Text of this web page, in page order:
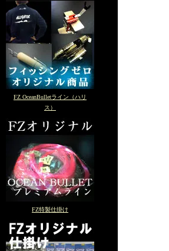
FZ OceanBulletライン（ハリ
ス）
FZ特製仕掛け